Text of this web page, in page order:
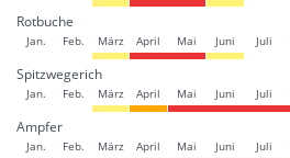
Rotbuche
Jan. Feb. März April Mai Juni Juli
Spitzwegerich
Jan. Feb. März April Mai Juni Juli
Ampfer
Jan. Feb. März April Mai Juni Juli